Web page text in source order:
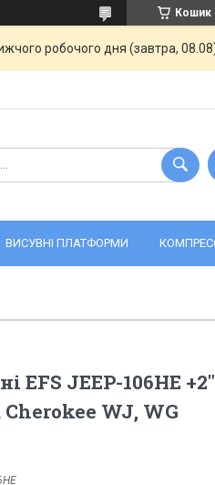
Кошик
робочого дня (завтра,
ВИСУВНІ ПЛАТФОРМИ
EFS JEEP-106HE +2"
WJ, WG